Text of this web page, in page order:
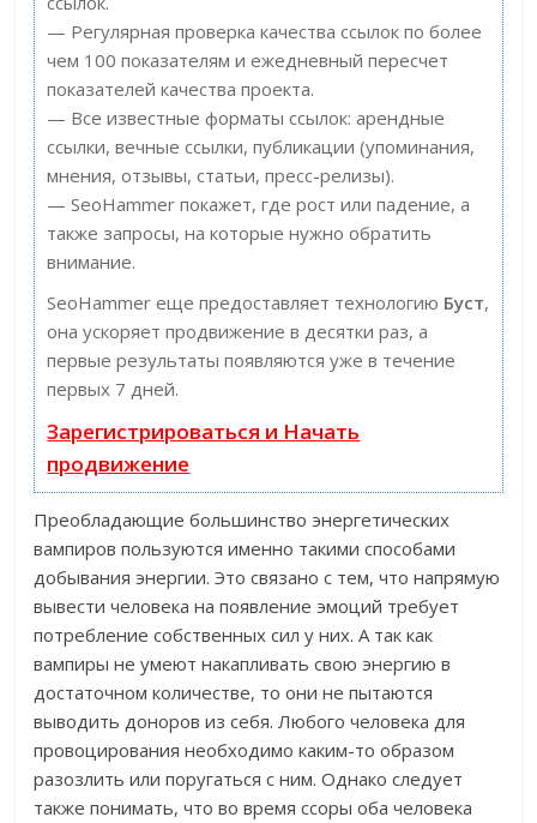
— Регулярная проверка качества ссылок по более
чем 100 показателям и ежедневный пересчет
показателей качества проекта.
— Все известные форматы ссылок: арендные
ссылки, вечные ссылки, публикации (упоминания,
мнения, отзывы, статьи, пресс-релизы).
— SeoHammer покажет, где рост или падение, а
также запросы, на которые нужно обратить
внимание.
SeoHammer еще предоставляет технологию Буст,
она ускоряет продвижение в десятки раз, а
первые результаты появляются уже в течение
первых 7 дней.
Зарегистрироваться и Начать
продвижение
Преобладающие большинство энергетических
вампиров пользуются именно такими способами
добывания энергии. Это связано с тем, что напрямую
вывести человека на появление эмоций требует
потребление собственных сил у них. А так как
вампиры не умеют накапливать свою энергию в
достаточном количестве, то они не пытаются
выводить доноров из себя. Любого человека для
провоцирования необходимо каким-то образом
разозлить или поругаться с ним. Однако следует
также понимать, что во время ссоры оба человека